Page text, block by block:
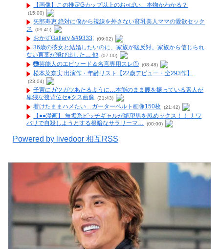
【画像】この推定Gカップ以上のお○ぱい、本物かわかる？
(15:00)
矢部寿恵 絶対に僕から視線を外さない貧乳美人ママの愛欲セック
ス
(09:45)
おかずGallery &#9333; (09:02)
36歳の彼女と結婚したいのに、家族が猛反対。家族から信じられ
ない言葉が飛び出した… 他 (07:00)
📷️芸能人のエピソード＆名言専用スレ① (08:48)
松本菜奈実 出演作・年齢リスト【22歳デビュー・全293作】
(23:04)
子宮にガツガツあたるように…本能のまま腰を振っている素人が
卑猥な後背位セ●クス画像 (21:43)
着けたままハメたい…ガーターベルト画像150枚 (21:42)
【●●漫画】 無垢系ビッチギャルが絶望男を慰めックス！！ ナワ
バリで自殺しようとする根暗なサラリーマ…
(00:00)
Powered by livedoor 相互RSS